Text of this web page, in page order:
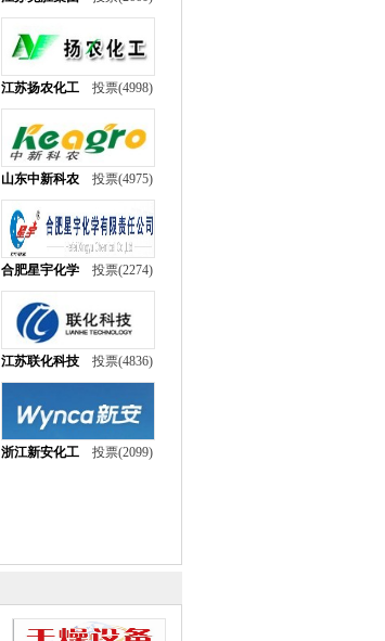
江苏扬农化工 投票(4998)
山东中新科农 投票(4975)
合肥星宇化学 投票(2274)
江苏联化科技 投票(4836)
浙江新安化工 投票(2099)